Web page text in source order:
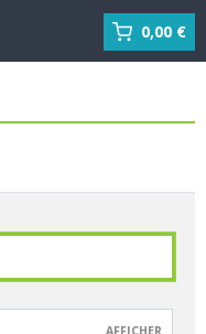
0,00 €
AFFICHER